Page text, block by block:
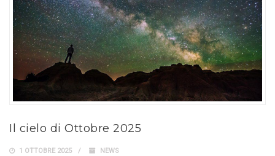
Il cielo di Ottobre 2025
1 OTTOBRE 2025 NEWS